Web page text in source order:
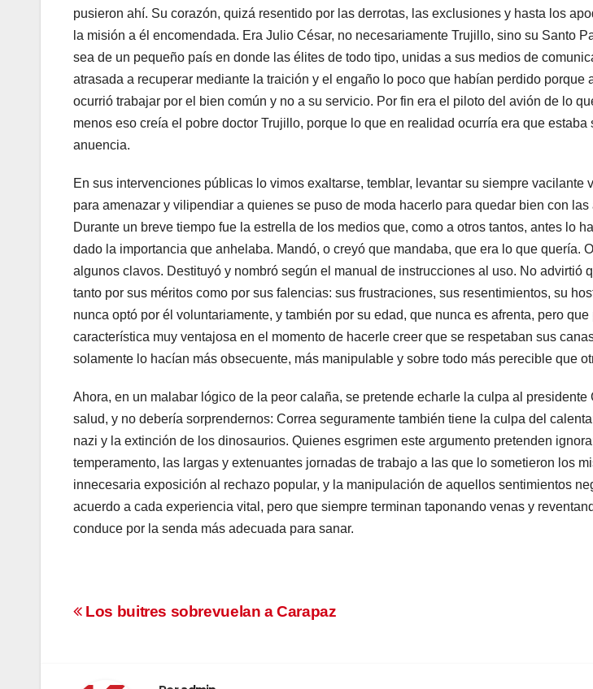
pusieron ahí. Su corazón, quizá resentido por las derrotas, las exclusiones y hasta los
la misión a él encomendada. Era Julio César, no necesariamente Trujillo, sino su Santo
sea de un pequeño país en donde las élites de todo tipo, unidas a sus medios de
atrasada a recuperar mediante la traición y el engaño lo poco que habían perdido porque
ocurrió trabajar por el bien común y no a su servicio. Por fin era el piloto del avión de lo
menos eso creía el pobre doctor Trujillo, porque lo que en realidad ocurría era que estaba
anuencia.
En sus intervenciones públicas lo vimos exaltarse, temblar, levantar su siempre vacilante
para amenazar y vilipendiar a quienes se puso de moda hacerlo para quedar bien con
Durante un breve tiempo fue la estrella de los medios que, como a otros tantos, antes lo
dado la importancia que anhelaba. Mandó, o creyó que mandaba, que era lo que quería.
algunos clavos. Destituyó y nombró según el manual de instrucciones al uso. No advirtió
tanto por sus méritos como por sus falencias: sus frustraciones, sus resentimientos, su
nunca optó por él voluntariamente, y también por su edad, que nunca es afrenta, pero
característica muy ventajosa en el momento de hacerle creer que se respetaban sus
solamente lo hacían más obsecuente, más manipulable y sobre todo más perecible que
Ahora, en un malabar lógico de la peor calaña, se pretende echarle la culpa al presidente
salud, y no debería sorprendernos: Correa seguramente también tiene la culpa del
nazi y la extinción de los dinosaurios. Quienes esgrimen este argumento pretenden
temperamento, las largas y extenuantes jornadas de trabajo a las que lo sometieron los
innecesaria exposición al rechazo popular, y la manipulación de aquellos sentimientos
acuerdo a cada experiencia vital, pero que siempre terminan taponando venas y
conduce por la senda más adecuada para sanar.
Navegación
Los buitres sobrevuelan a Carapaz